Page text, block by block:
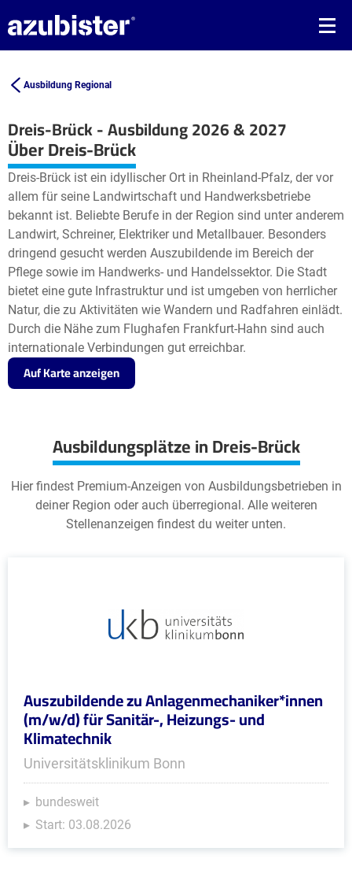
Ausbildung Regional
Dreis-Brück - Ausbildung 2026 & 2027
+
−
Leaflet| ©OpenStreetMap2
Über Dreis-Brück
Dreis-Brück ist ein idyllischer Ort in Rheinland-Pfalz, der vor
allem für seine Landwirtschaft und Handwerksbetriebe
bekannt ist. Beliebte Berufe in der Region sind unter anderem
Landwirt, Schreiner, Elektriker und Metallbauer. Besonders
dringend gesucht werden Auszubildende im Bereich der
Pflege sowie im Handwerks- und Handelssektor. Die Stadt
bietet eine gute Infrastruktur und ist umgeben von herrlicher
Natur, die zu Aktivitäten wie Wandern und Radfahren einlädt.
Durch die Nähe zum Flughafen Frankfurt-Hahn sind auch
internationale Verbindungen gut erreichbar.
Auf Karte anzeigen
Ausbildungsplätze in Dreis-Brück
Hier findest Premium-Anzeigen von Ausbildungsbetrieben in
deiner Region oder auch überregional. Alle weiteren
Stellenanzeigen findest du weiter unten.
Auszubildende zu Anlagenmechaniker*innen
(m/w/d) für Sanitär-, Heizungs- und
Klimatechnik
Universitätsklinikum Bonn
bundesweit
Start: 03.08.2026